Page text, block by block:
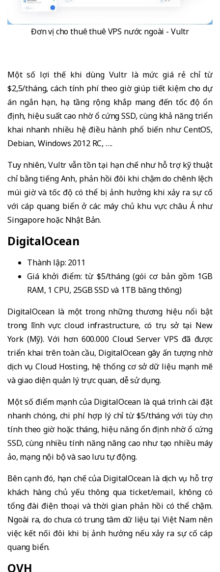
Đơn vị cho thuê thuê VPS nước ngoài - Vultr
Một số lợi thế khi dùng Vultr là mức giá rẻ chỉ từ
$2,5/tháng, cách tính phí theo giờ giúp tiết kiệm cho dự
án ngắn hạn, hạ tầng rộng khắp mang đến tốc độ ổn
định, hiệu suất cao nhờ ổ cứng SSD, cùng khả năng triển
khai nhanh nhiều hệ điều hành phổ biến như CentOS,
Debian, Windows 2012 RC, ….
Tuy nhiên, Vultr vẫn tồn tại hạn chế như hỗ trợ kỹ thuật
chỉ bằng tiếng Anh, phản hồi đôi khi chậm do chênh lệch
múi giờ và tốc độ có thể bị ảnh hưởng khi xảy ra sự cố
với cáp quang biển ở các máy chủ khu vực châu Á như
Singapore hoặc Nhật Bản.
DigitalOcean
Thành lập: 2011
Giá khởi điểm: từ $5/tháng (gói cơ bản gồm 1GB
RAM, 1 CPU, 25GB SSD và 1TB băng thông)
DigitalOcean là một trong những thương hiệu nổi bật
trong lĩnh vực cloud infrastructure, có trụ sở tại New
York (Mỹ). Với hơn 600.000 Cloud Server VPS đã được
triển khai trên toàn cầu, DigitalOcean gây ấn tượng nhờ
dịch vụ Cloud Hosting, hệ thống cơ sở dữ liệu mạnh mẽ
và giao diện quản lý trực quan, dễ sử dụng.
Một số điểm mạnh của DigitalOcean là quá trình cài đặt
nhanh chóng, chi phí hợp lý chỉ từ $5/tháng với tùy chọn
tính theo giờ hoặc tháng, hiệu năng ổn định nhờ ổ cứng
SSD, cùng nhiều tính năng nâng cao như tạo nhiều máy
ảo, mạng nội bộ và sao lưu tự động.
Bên cạnh đó, hạn chế của DigitalOcean là dịch vụ hỗ trợ
khách hàng chủ yếu thông qua ticket/email, không có
tổng đài điện thoại và thời gian phản hồi có thể chậm.
Ngoài ra, do chưa có trung tâm dữ liệu tại Việt Nam nên
việc kết nối đôi khi bị ảnh hưởng nếu xảy ra sự cố cáp
quang biển.
OVH